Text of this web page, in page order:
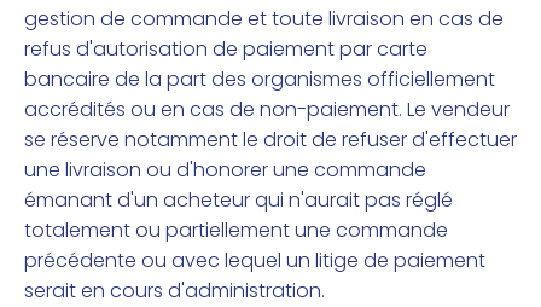
gestion de commande et toute livraison en cas de
refus d'autorisation de paiement par carte
bancaire de la part des organismes officiellement
accrédités ou en cas de non-paiement. Le vendeur
se réserve notamment le droit de refuser d'effectuer
une livraison ou d'honorer une commande
émanant d'un acheteur qui n'aurait pas réglé
totalement ou partiellement une commande
précédente ou avec lequel un litige de paiement
serait en cours d'administration.